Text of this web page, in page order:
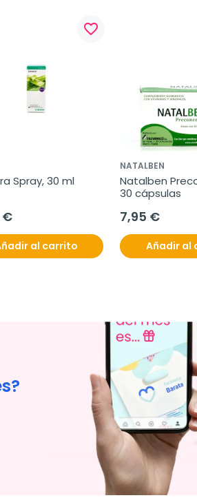
favorite_border
Spray, 30 ml
€
al carrito
NATALBEN
Natalben
30 cápsulas
7,95 €
Añadir al